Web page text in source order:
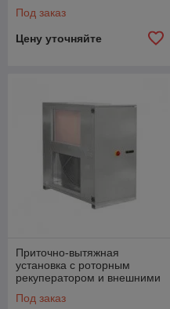
Под заказ
Цену уточняйте
Приточно-вытяжная
установка с роторным
рекуператором и внешними
Под заказ